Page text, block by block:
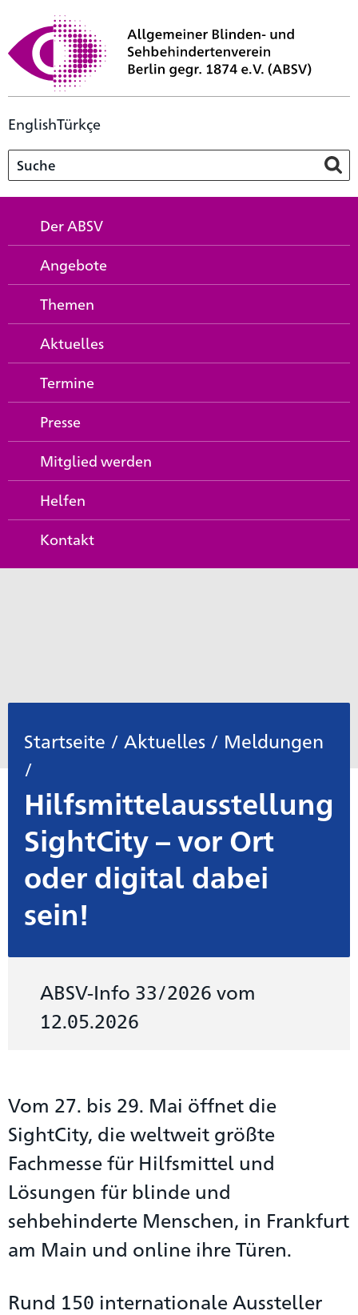
EnglishTürkçe
Der ABSV
Angebote
Themen
Aktuelles
Termine
Presse
Mitglied werden
Helfen
Kontakt
Startseite / Aktuelles / Meldungen
/
Hilfsmittelausstellung
SightCity – vor Ort
oder digital dabei
sein!
ABSV-Info 33/2026 vom
12.05.2026
Vom 27. bis 29. Mai öffnet die
SightCity, die weltweit größte
Fachmesse für Hilfsmittel und
Lösungen für blinde und
sehbehinderte Menschen, in Frankfurt
am Main und online ihre Türen.
Rund 150 internationale Aussteller